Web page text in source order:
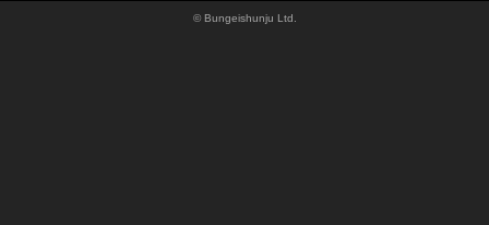
© Bungeishunju Ltd.